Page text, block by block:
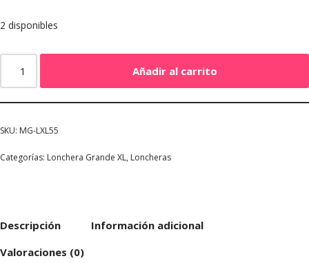
2 disponibles
Añadir al carrito
SKU: MG-LXL55
Categorías: Lonchera Grande XL, Loncheras
Descripción
Información adicional
Valoraciones (0)